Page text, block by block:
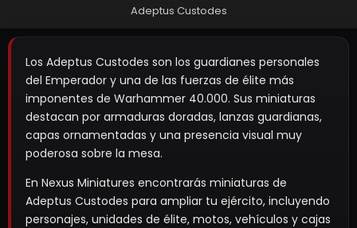
Adeptus Custodes
Los Adeptus Custodes son los guardianes personales
del Emperador y una de las fuerzas de élite más
imponentes de Warhammer 40.000. Sus miniaturas
destacan por armaduras doradas, lanzas guardianas,
capas ornamentadas y una presencia visual muy
poderosa sobre la mesa.
En Nexus Miniatures encontrarás miniaturas de
Adeptus Custodes para ampliar tu ejército, incluyendo
personajes, unidades de élite, motos, vehículos y cajas